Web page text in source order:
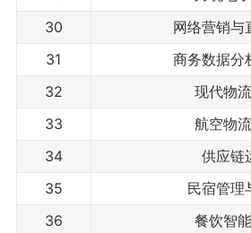
30
网络营销与
31
商务数据分
32
现代物
33
航空物
34
供应链
35
民宿管理
36
餐饮智